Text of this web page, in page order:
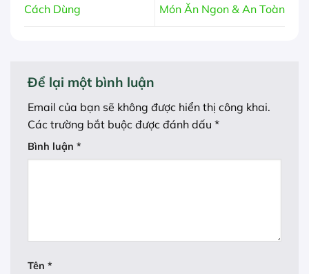
Cách Dùng
Món Ăn Ngon & An Toàn
Để lại một bình luận
Email của bạn sẽ không được hiển thị công khai.
Các trường bắt buộc được đánh dấu *
Bình luận *
Tên *